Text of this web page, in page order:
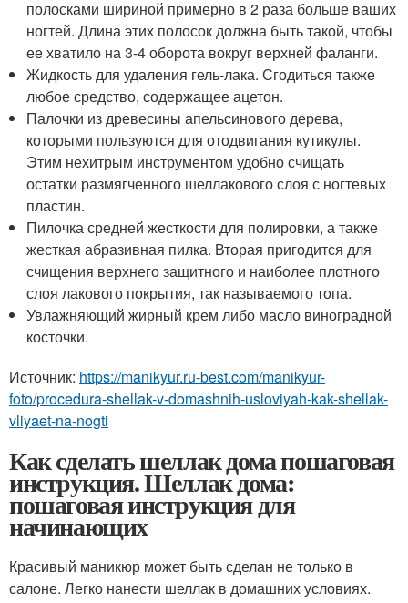
полосками шириной примерно в 2 раза больше ваших
ногтей. Длина этих полосок должна быть такой, чтобы
ее хватило на 3-4 оборота вокруг верхней фаланги.
Жидкость для удаления гель-лака. Сгодиться также
любое средство, содержащее ацетон.
Палочки из древесины апельсинового дерева,
которыми пользуются для отодвигания кутикулы.
Этим нехитрым инструментом удобно счищать
остатки размягченного шеллакового слоя с ногтевых
пластин.
Пилочка средней жесткости для полировки, а также
жесткая абразивная пилка. Вторая пригодится для
счищения верхнего защитного и наиболее плотного
слоя лакового покрытия, так называемого топа.
Увлажняющий жирный крем либо масло виноградной
косточки.
Источник: https://manikyur.ru-best.com/manikyur-
foto/procedura-shellak-v-domashnih-usloviyah-kak-shellak-
vliyaet-na-nogti
Как сделать шеллак дома пошаговая
инструкция. Шеллак дома:
пошаговая инструкция для
начинающих
Красивый маникюр может быть сделан не только в
салоне. Легко нанести шеллак в домашних условиях.